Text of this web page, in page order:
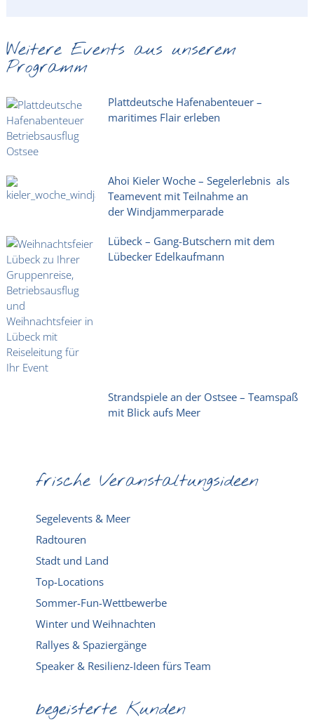
Weitere Events aus unserem
Programm
Plattdeutsche Hafenabenteuer –
maritimes Flair erleben
Ahoi Kieler Woche – Segelerlebnis als
Teamevent mit Teilnahme an
der Windjammerparade
Lübeck – Gang-Butschern mit dem
Lübecker Edelkaufmann
Strandspiele an der Ostsee – Teamspaß
mit Blick aufs Meer
frische Veranstaltungsideen
Segelevents & Meer
Radtouren
Stadt und Land
Top-Locations
Sommer-Fun-Wettbewerbe
Winter und Weihnachten
Rallyes & Spaziergänge
Speaker & Resilienz-Ideen fürs Team
begeisterte Kunden